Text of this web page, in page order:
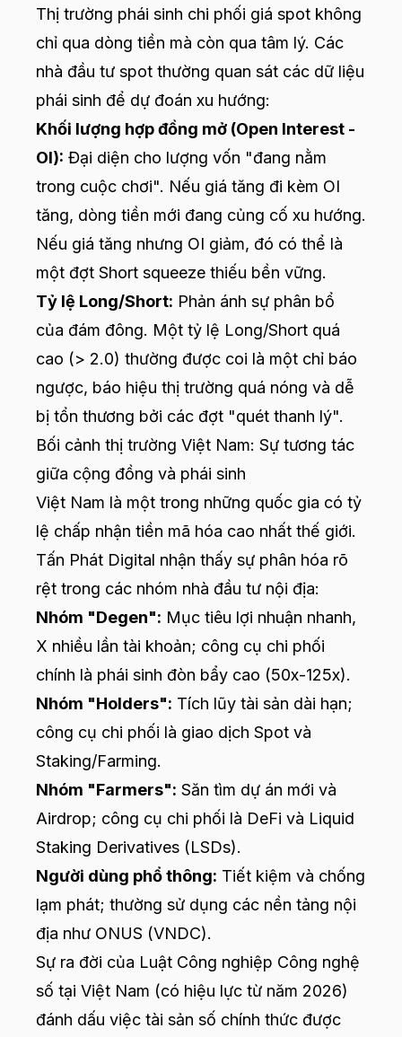
Thị trường phái sinh chi phối giá spot không
chỉ qua dòng tiền mà còn qua tâm lý. Các
nhà đầu tư spot thường quan sát các dữ liệu
phái sinh để dự đoán xu hướng:
Khối lượng hợp đồng mở (Open Interest -
OI): Đại diện cho lượng vốn "đang nằm
trong cuộc chơi". Nếu giá tăng đi kèm OI
tăng, dòng tiền mới đang củng cố xu hướng.
Nếu giá tăng nhưng OI giảm, đó có thể là
một đợt Short squeeze thiếu bền vững.
Tỷ lệ Long/Short: Phản ánh sự phân bổ
của đám đông. Một tỷ lệ Long/Short quá
cao (> 2.0) thường được coi là một chỉ báo
ngược, báo hiệu thị trường quá nóng và dễ
bị tổn thương bởi các đợt "quét thanh lý".
Bối cảnh thị trường Việt Nam: Sự tương tác
giữa cộng đồng và phái sinh
Việt Nam là một trong những quốc gia có tỷ
lệ chấp nhận tiền mã hóa cao nhất thế giới.
Tấn Phát Digital nhận thấy sự phân hóa rõ
rệt trong các nhóm nhà đầu tư nội địa:
Nhóm "Degen": Mục tiêu lợi nhuận nhanh,
X nhiều lần tài khoản; công cụ chi phối
chính là phái sinh đòn bẩy cao (50x-125x).
Nhóm "Holders": Tích lũy tài sản dài hạn;
công cụ chi phối là giao dịch Spot và
Staking/Farming.
Nhóm "Farmers": Săn tìm dự án mới và
Airdrop; công cụ chi phối là DeFi và Liquid
Staking Derivatives (LSDs).
Người dùng phổ thông: Tiết kiệm và chống
lạm phát; thường sử dụng các nền tảng nội
địa như ONUS (VNDC).
Sự ra đời của Luật Công nghiệp Công nghệ
số tại Việt Nam (có hiệu lực từ năm 2026)
đánh dấu việc tài sản số chính thức được